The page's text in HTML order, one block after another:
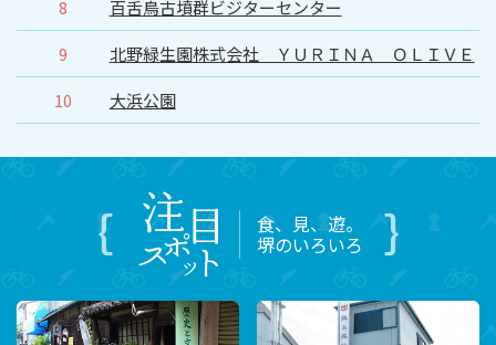
8 百舌鳥古墳群ビジターセンター
9 北野緑生園株式会社 ＹＵＲＩＮＡ ＯＬＩＶＥ
10 大浜公園
食、見、遊。
堺のいろいろ